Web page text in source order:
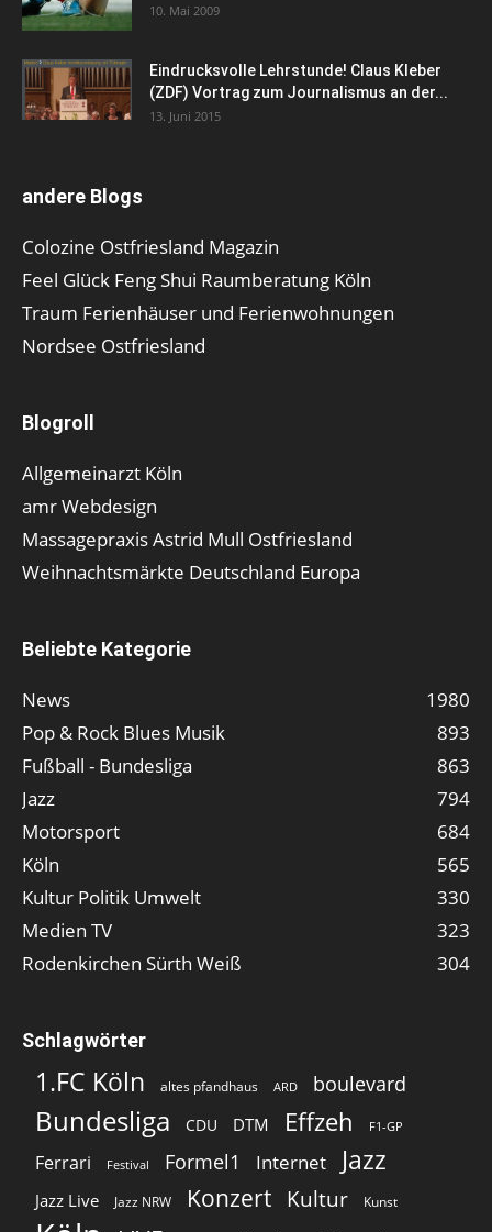
10. Mai 2009
Eindrucksvolle Lehrstunde! Claus Kleber
(ZDF) Vortrag zum Journalismus an der...
13. Juni 2015
andere Blogs
Colozine Ostfriesland Magazin
Feel Glück Feng Shui Raumberatung Köln
Traum Ferienhäuser und Ferienwohnungen
Nordsee Ostfriesland
Blogroll
Allgemeinarzt Köln
amr Webdesign
Massagepraxis Astrid Mull Ostfriesland
Weihnachtsmärkte Deutschland Europa
Beliebte Kategorie
News
1980
Pop & Rock Blues Musik
893
Fußball - Bundesliga
863
Jazz
794
Motorsport
684
Köln
565
Kultur Politik Umwelt
330
Medien TV
323
Rodenkirchen Sürth Weiß
304
Schlagwörter
1.FC Köln altes pfandhaus ARD boulevard
Bundesliga CDU DTM Effzeh F1-GP
Ferrari Festival Formel1 Internet Jazz
Jazz Live Jazz NRW Konzert Kultur Kunst